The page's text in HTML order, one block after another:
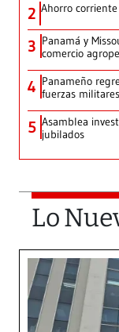
2 Ahorro
3 Panamá y
comercio
4 Panameño
fuerzas
5 Asamblea
jubilados
Lo